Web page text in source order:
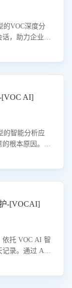
的VOC深度分
，助力企业精
应对合理性与
户满意度的持
[VOC AI]
的智能分析应
的根本原因。该
供可落地的改
。
-[VOCAI]
依托 VOC AI 智
记录。通过 AI
助力商家快速